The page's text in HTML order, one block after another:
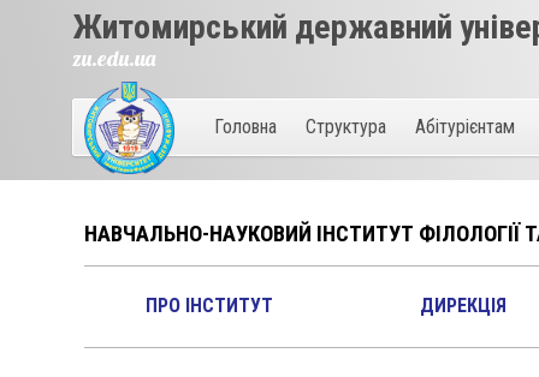
Житомирський державний
zu.edu.ua
Головна Структура Абітурієнтам
НАВЧАЛЬНО-НАУКОВИЙ ІНСТИТУТ ФІЛОЛОГІЇ
ПРО ІНСТИТУТ ДИРЕКЦІЯ